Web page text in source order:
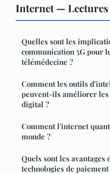
Internet —
Quelles sont les
communication 5G pour
télémédecine ?
Comment les outils
peuvent-ils améliorer
digital ?
Comment l'internet
monde ?
Quels sont les
technologies de